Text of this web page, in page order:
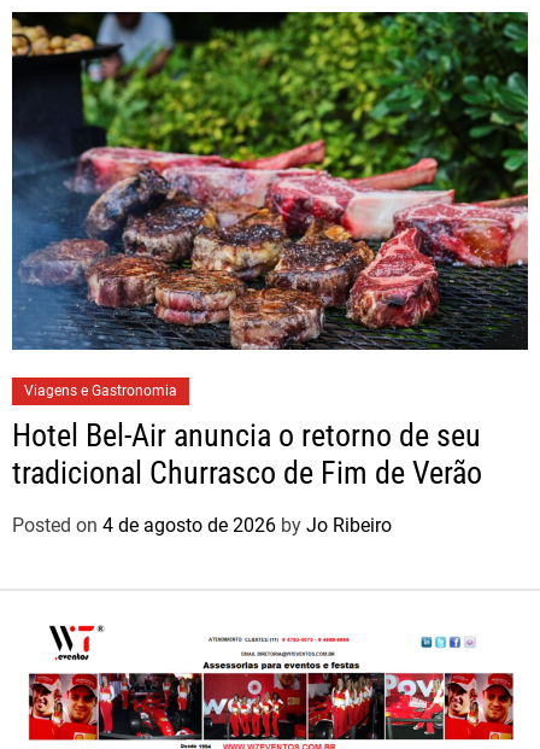
Viagens e Gastronomia
Hotel Bel-Air anuncia o retorno de seu
tradicional Churrasco de Fim de Verão
Posted on 4 de agosto de 2026 by Jo Ribeiro